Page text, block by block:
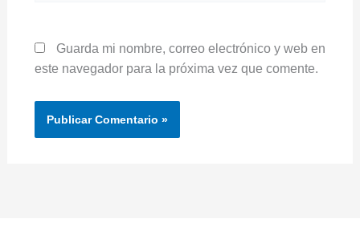
Guarda mi nombre, correo electrónico y web en
este navegador para la próxima vez que comente.